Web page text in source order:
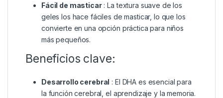
Fácil de masticar: La textura suave de los
geles los hace fáciles de masticar, lo que los
convierte en una opción práctica para niños
más pequeños.
Beneficios clave:
Desarrollo cerebral : El DHA es esencial para
la función cerebral, el aprendizaje y la memoria.